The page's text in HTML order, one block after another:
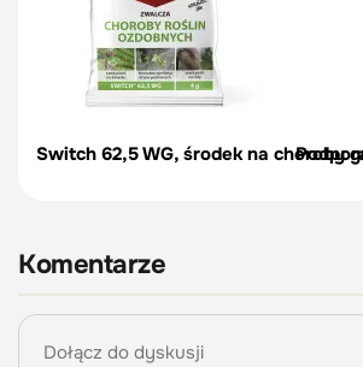
Switch 62,5 WG, środek na choroby
Komentarze